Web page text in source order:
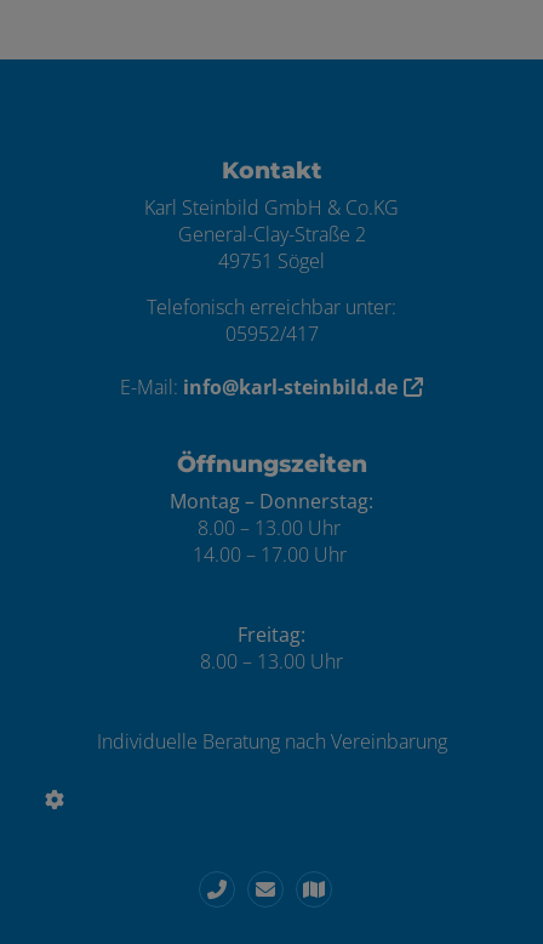
Kontakt
Karl Steinbild GmbH & Co.KG
General-Clay-Straße 2
49751 Sögel
Telefonisch erreichbar unter:
05952/417
E-Mail: info@karl-steinbild.de
Öffnungszeiten
Montag – Donnerstag:
8.00 – 13.00 Uhr
14.00 – 17.00 Uhr
Freitag:
8.00 – 13.00 Uhr
Individuelle Beratung nach Vereinbarung